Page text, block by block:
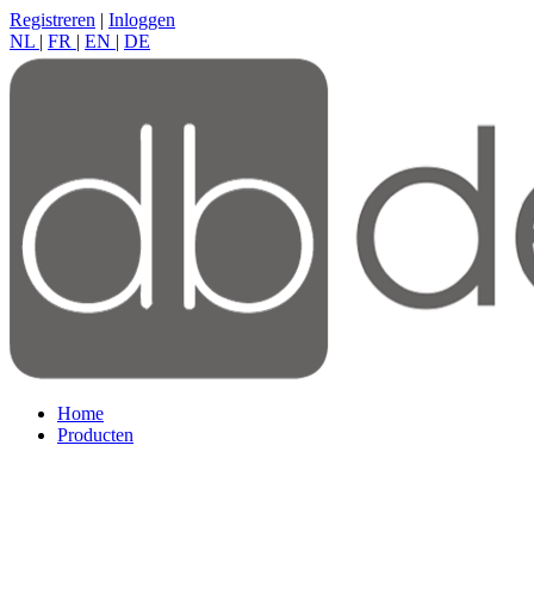
Registreren | Inloggen
NL | FR | EN | DE
Home
Producten